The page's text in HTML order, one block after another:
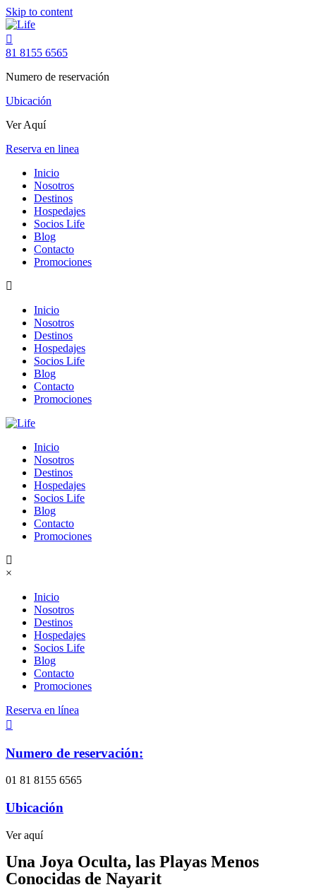
Skip to content
81 8155 6565
Numero de reservación
Ubicación
Ver Aquí
Reserva en linea
Inicio
Nosotros
Destinos
Hospedajes
Socios Life
Blog
Contacto
Promociones
Inicio
Nosotros
Destinos
Hospedajes
Socios Life
Blog
Contacto
Promociones
Inicio
Nosotros
Destinos
Hospedajes
Socios Life
Blog
Contacto
Promociones
×
Inicio
Nosotros
Destinos
Hospedajes
Socios Life
Blog
Contacto
Promociones
Reserva en línea
Numero de reservación:
01 81 8155 6565
Ubicación
Ver aquí
Una Joya Oculta, las Playas Menos
Conocidas de Nayarit